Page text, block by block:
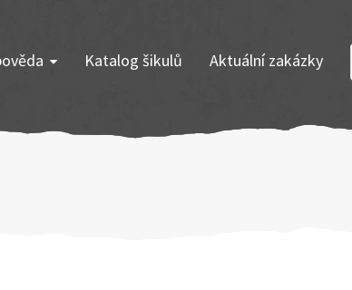
Katalog šikulů Aktuální zakázky